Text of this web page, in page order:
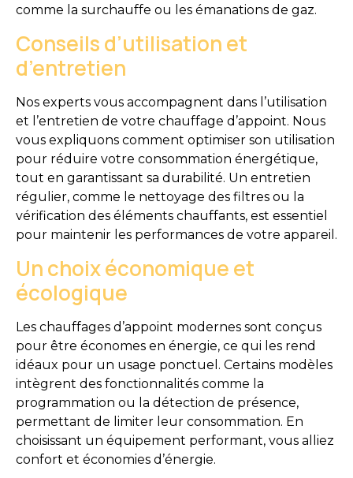
comme la surchauffe ou les émanations de gaz.
Conseils d’utilisation et
d’entretien
Nos experts vous accompagnent dans l’utilisation
et l’entretien de votre chauffage d’appoint. Nous
vous expliquons comment optimiser son utilisation
pour réduire votre consommation énergétique,
tout en garantissant sa durabilité. Un entretien
régulier, comme le nettoyage des filtres ou la
vérification des éléments chauffants, est essentiel
pour maintenir les performances de votre appareil.
Un choix économique et
écologique
Les chauffages d’appoint modernes sont conçus
pour être économes en énergie, ce qui les rend
idéaux pour un usage ponctuel. Certains modèles
intègrent des fonctionnalités comme la
programmation ou la détection de présence,
permettant de limiter leur consommation. En
choisissant un équipement performant, vous alliez
confort et économies d’énergie.